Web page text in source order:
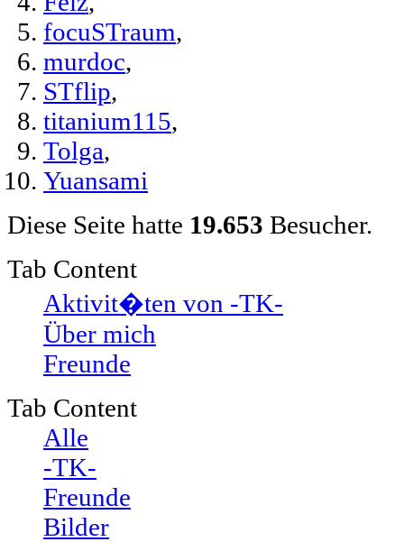
focuSTraum,
murdoc,
STflip,
titanium115,
Tolga,
Yuansami
Diese Seite hatte 19.653 Besucher.
Tab Content
Aktivit�ten von -TK-
Über mich
Freunde
Tab Content
Alle
-TK-
Freunde
Bilder